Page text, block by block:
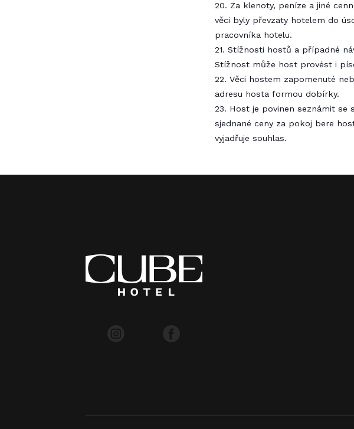
20. Za klenoty, peníze a jiné
věci byly převzaty hotelem do
pracovníka hotelu.
21. Stížnosti hostů a případné
Stížnost může host provést i
22. Věci hostem zapomenuté
adresu hosta formou dobírky.
23. Host je povinen seznámit se
sjednané ceny za pokoj bere
vyjadřuje souhlas.